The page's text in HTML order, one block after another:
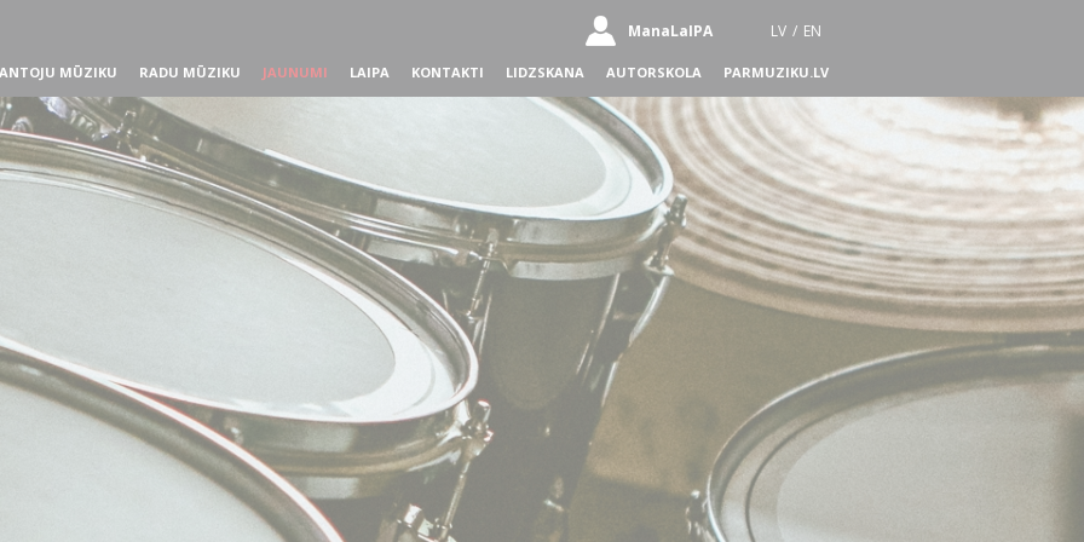
ManaLaIPA LV / EN
MŪZIKU RADU MŪZIKU JAUNUMI LAIPA KONTAKTI LIDZSKANA AUTORSKOLA PARMUZIKU.LV